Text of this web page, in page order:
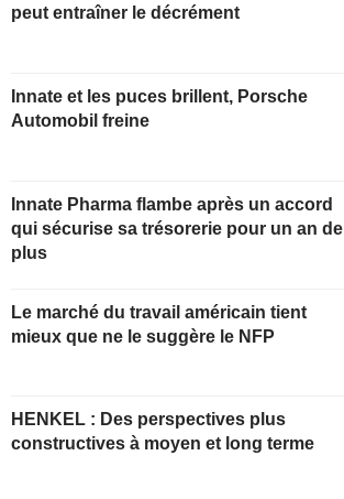
peut entraîner le décrément
Innate et les puces brillent, Porsche
Automobil freine
Innate Pharma flambe après un accord
qui sécurise sa trésorerie pour un an de
plus
Le marché du travail américain tient
mieux que ne le suggère le NFP
HENKEL : Des perspectives plus
constructives à moyen et long terme